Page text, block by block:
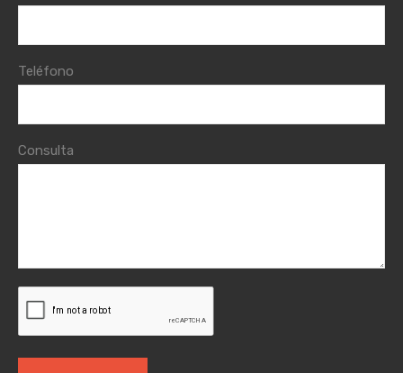
Teléfono
Consulta